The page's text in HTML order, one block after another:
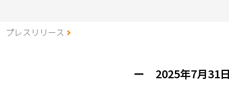
プレスリリース
ー 2025年7月31